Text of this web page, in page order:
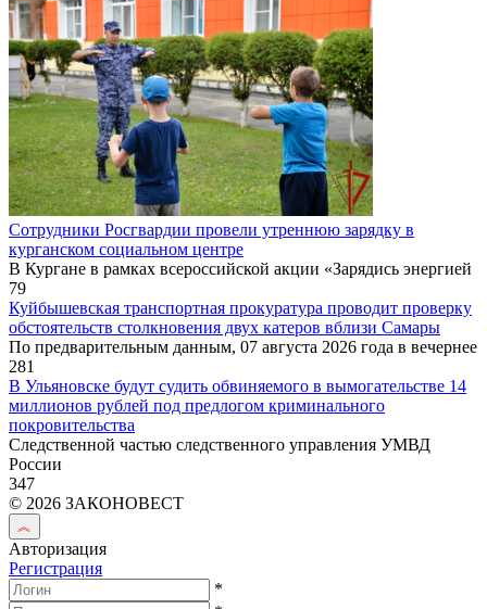
Сотрудники Росгвардии провели утреннюю зарядку в
курганском социальном центре
В Кургане в рамках всероссийской акции «Зарядись энергией
79
Куйбышевская транспортная прокуратура проводит проверку
обстоятельств столкновения двух катеров вблизи Самары
По предварительным данным, 07 августа 2026 года в вечернее
281
В Ульяновске будут судить обвиняемого в вымогательстве 14
миллионов рублей под предлогом криминального
покровительства
Следственной частью следственного управления УМВД
России
347
© 2026 ЗАКОНОВЕСТ
Авторизация
Регистрация
*